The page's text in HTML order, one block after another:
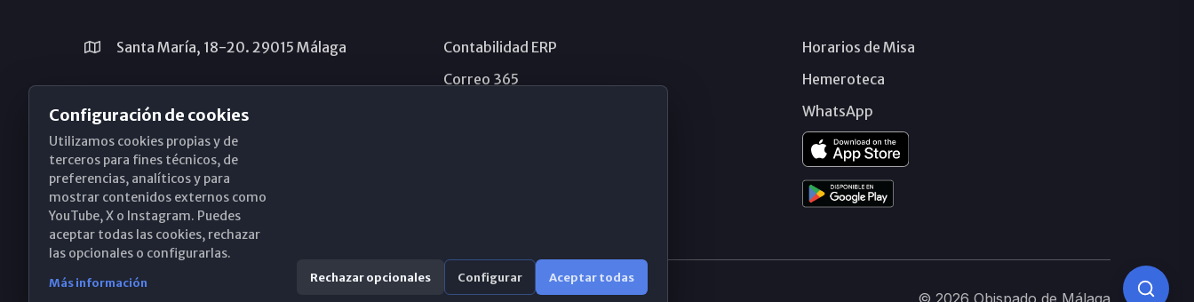
Santa María, 18-20. 29015 Málaga
obispado@diocesismalaga.es
Contabilidad ERP
Correo 365
Horarios de Misa
Hemeroteca
WhatsApp
Configuración de cookies
Utilizamos cookies propias y de
terceros para fines técnicos, de
preferencias, analíticos y para
mostrar contenidos externos como
YouTube, X o Instagram. Puedes
aceptar todas las cookies, rechazar
las opcionales o configurarlas.
Más información Rechazar opcionales Configurar Aceptar todas